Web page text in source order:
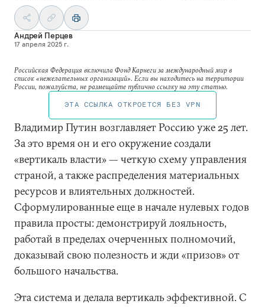
Андрей Перцев
17 апреля 2025 г.
Российская Федерация включила Фонд Карнеги за международный мир в
список «нежелательных организаций». Если вы находитесь на территории
России, пожалуйста, не размещайте публично ссылку на эту статью.
ЭТА ССЫЛКА ОТКРОЕТСЯ БЕЗ VPN
Владимир Путин возглавляет Россию уже 25 лет.
За это время он и его окружение создали
«вертикаль власти» — четкую схему управления
страной, а также распределения материальных
ресурсов и влиятельных должностей.
Сформулированные еще в начале нулевых годов
правила просты: демонстрируй лояльность,
работай в пределах очерченных полномочий,
доказывай свою полезность и жди «призов» от
большого начальства.
Эта система и делала вертикаль эффективной. С